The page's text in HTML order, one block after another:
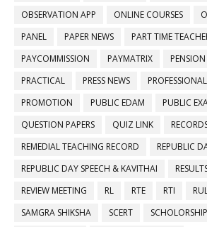
OBSERVATION APP
ONLINE COURSES
PANEL
PAPER NEWS PART TIME
PAYCOMMISSION
PAYMATRIX PENSION
PRACTICAL
PRESS NEWS
PROMOTION
PUBLIC EDAM
PUBLIC
QUESTION PAPERS
QUIZ LINK
REMEDIAL TEACHING RECORD
REPUBLIC
REPUBLIC DAY SPEECH & KAVITHAI
REVIEW MEETING
RL RTE RTI
SAMGRA SHIKSHA
SCERT SCHOLORSHIP